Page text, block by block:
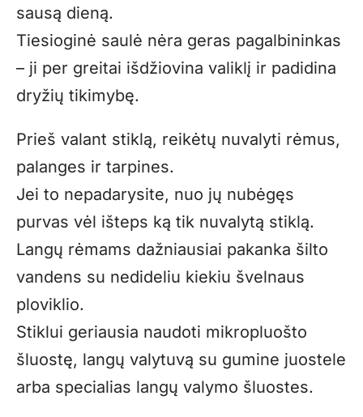
sausą dieną.
Tiesioginė saulė nėra geras pagalbininkas
– ji per greitai išdžiovina valiklį ir padidina
dryžių tikimybę.
Prieš valant stiklą, reikėtų nuvalyti rėmus,
palanges ir tarpines.
Jei to nepadarysite, nuo jų nubėgęs
purvas vėl išteps ką tik nuvalytą stiklą.
Langų rėmams dažniausiai pakanka šilto
vandens su nedideliu kiekiu švelnaus
ploviklio.
Stiklui geriausia naudoti mikropluošto
šluostę, langų valytuvą su gumine juostele
arba specialias langų valymo šluostes.